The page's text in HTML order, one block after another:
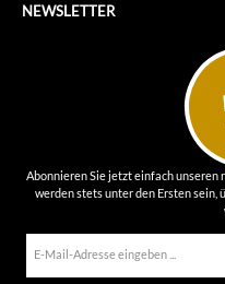
NEWSLETTER
Abonnieren Sie jetzt einfach
werden stets unter den Ersten